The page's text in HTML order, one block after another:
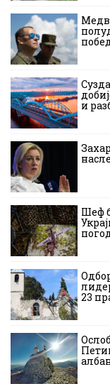
и
Шеф
23